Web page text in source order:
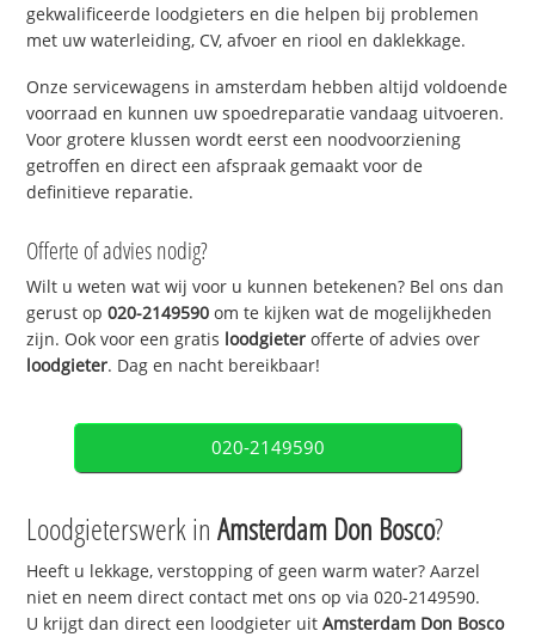
gekwalificeerde loodgieters en die helpen bij problemen
met uw waterleiding, CV, afvoer en riool en daklekkage.
Onze servicewagens in amsterdam hebben altijd voldoende
voorraad en kunnen uw spoedreparatie vandaag uitvoeren.
Voor grotere klussen wordt eerst een noodvoorziening
getroffen en direct een afspraak gemaakt voor de
definitieve reparatie.
Offerte of advies nodig?
Wilt u weten wat wij voor u kunnen betekenen? Bel ons dan
gerust op020-2149590 om te kijken wat de mogelijkheden
zijn. Ook voor een gratis loodgieter offerte of advies over
loodgieter. Dag en nacht bereikbaar!
020-2149590
Loodgieterswerk inAmsterdam Don Bosco?
Heeft u lekkage, verstopping of geen warm water? Aarzel
niet en neem direct contact met ons op via 020-2149590.
U krijgt dan direct een loodgieter uitAmsterdam Don Bosco